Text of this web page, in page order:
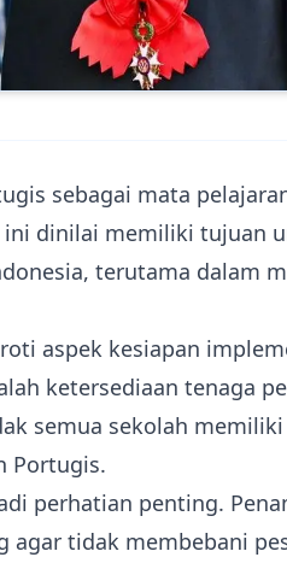
sebagai mata
dinilai memiliki tujuan
terutama dalam
aspek kesiapan
ketersediaan tenaga
semua sekolah
Portugis.
perhatian penting.
tidak membebani